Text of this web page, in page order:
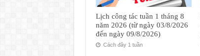
Lịch công tác tuần 1 tháng 8
năm 2026 (từ ngày 03/8/2026
đến ngày 09/8/2026)
Cách đây 1 tuần